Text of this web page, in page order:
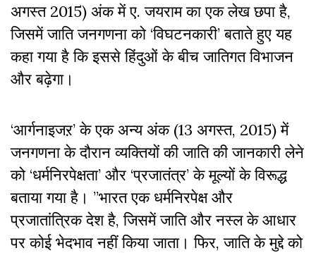
अगस्त 2015) अंक में ए. जयराम का एक लेख छपा है,
जिसमें जाति जनगणना को ‘विघटनकारी’ बताते हुए यह
कहा गया है कि इससे हिंदुओं के बीच जातिगत विभाजन
और बढ़ेगा।
‘आर्गनाइजऱ’ के एक अन्य अंक (13 अगस्त, 2015) में
जनगणना के दौरान व्यक्तियों की जाति की जानकारी लेने
को ‘धर्मनिरपेक्षता’ और ‘प्रजातंत्र’ के मूल्यों के विरूद्ध
बताया गया है। ”भारत एक धर्मनिरपेक्ष और
प्रजातांत्रिक देश है, जिसमें जाति और नस्ल के आधार
पर कोई भेदभाव नहीं किया जाता। फिर, जाति के मुद्दे को